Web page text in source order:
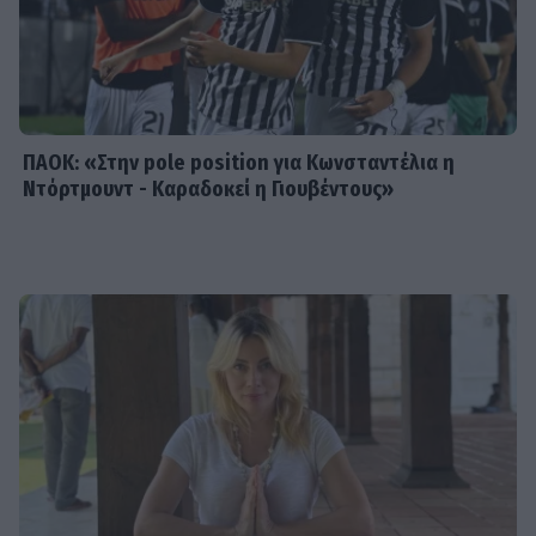
Λασκαράκη – Σουλτάτος: Οι γεμάτες
έρωτα και χιούμορ καλοκαιρινές
διακοπές τους στην πανέμορφη
Κρήτη
ΠΑΟΚ: «Στην pole position για Κωνσταντέλια η
Ντόρτμουντ - Καραδοκεί η Γιουβέντους»